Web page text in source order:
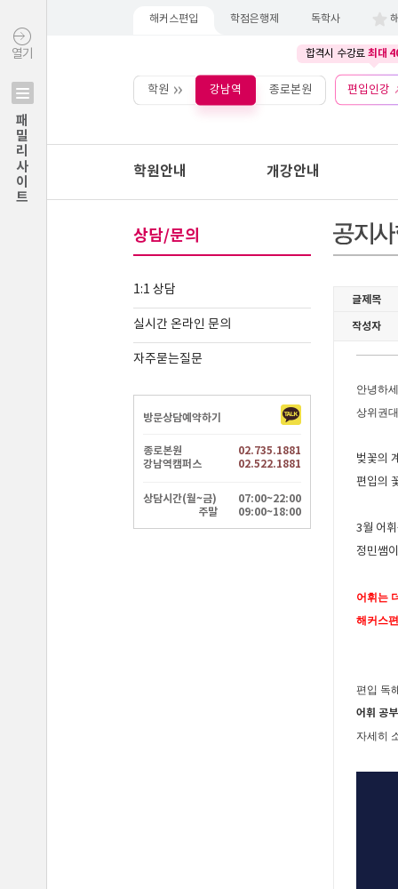
열기
패밀리사이트
해커스편입 학점은행제 독학사
합격시 수강료 최대
학원 강남역 종로본원 편입인강
학원안내 개강안내
상담/문의
1:1 상담
실시간 온라인 문의
자주묻는질문
방문상담예약하기
종로본원
02.735.1881
강남역캠퍼스
02.522.1881
상담시간(월~금)
07:00~22:00
주말
09:00~18:00